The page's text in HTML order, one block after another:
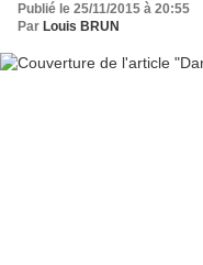
Publié le 25/11/2015 à 20:55
Par Louis BRUN